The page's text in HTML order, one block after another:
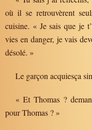
où il se retrouvèrent
cuisine. « Je sais que je
vies en danger, je vais
désolé. »
Le garçon acquiesça
« Et Thomas ?
pour Thomas ? »